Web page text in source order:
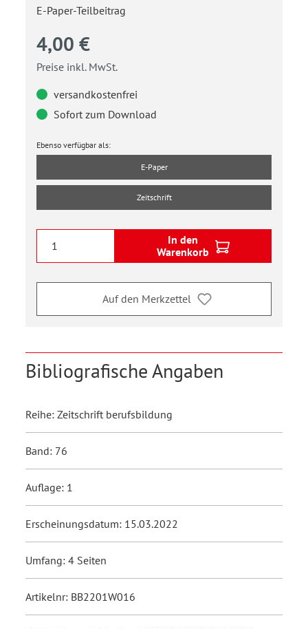
E-Paper-Teilbeitrag
4,00 €
Preise inkl. MwSt.
versandkostenfrei
Sofort zum Download
Ebenso verfügbar als:
E-Paper
Zeitschrift
In den
Warenkorb
Auf den Merkzettel
Bibliografische Angaben
Reihe: Zeitschrift berufsbildung
Band: 76
Auflage: 1
Erscheinungsdatum: 15.03.2022
Umfang: 4 Seiten
Artikelnr: BB2201W016